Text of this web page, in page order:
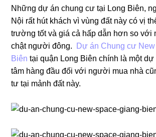
Những dự án chung cư tại Long Biên,
Nội rất hút khách vì vùng đất này có vị
trường tốt và giá cả hấp dẫn hơn so với
chật người đông.
Dự án Chung cư
Biên tại quận Long Biên chính là một
tâm hàng đầu đối với người mua nhà
tư tại mảnh đất này.